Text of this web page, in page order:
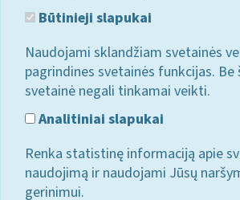
Būtinieji slapukai
Naudojami sklandžiam svetainės
pagrindines svetainės funkcijas. Be
svetainė negali tinkamai veikti.
Analitiniai slapukai
Renka statistinę informaciją apie
naudojimą ir naudojami Jūsų
gerinimui.